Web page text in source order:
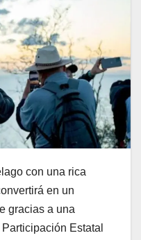
con una rica
en un
gracias a una
Estatal